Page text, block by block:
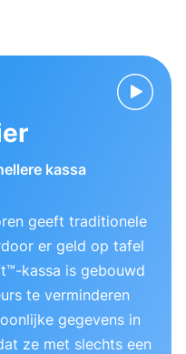
kassa
geeft traditionele
er geld op tafel
kassa is gebouwd
te verminderen
gegevens in
ze met slechts een